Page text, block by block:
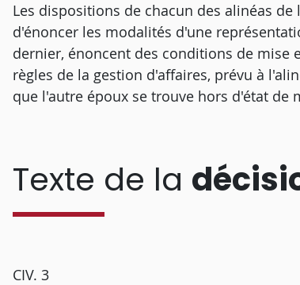
Les dispositions de chacun des alinéas
d'énoncer les modalités d'une
dernier, énoncent des conditions de mise
règles de la gestion d'affaires, prévu à
que l'autre époux se trouve hors d'état de
Texte de la
CIV. 3